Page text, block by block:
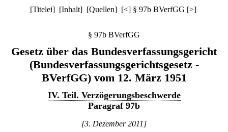
[Titelei] [Inhalt] [Quellen] [<] § 97b BVerfGG [>]
§ 97b BVerfGG
Gesetz über das Bundesverfassungsgericht
(Bundesverfassungsgerichtsgesetz -
BVerfGG) vom 12. März 1951
IV. Teil. Verzögerungsbeschwerde
Paragraf 97b
[3. Dezember 2011]